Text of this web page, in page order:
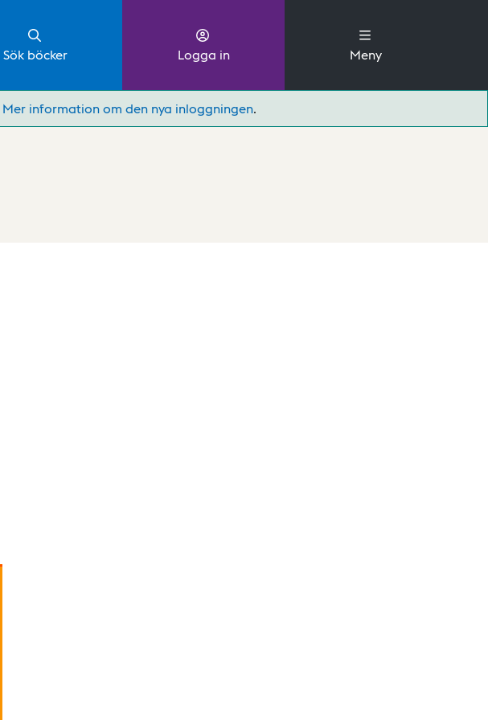
Sök böcker Logga in Meny
Mer information om den nya inloggningen.